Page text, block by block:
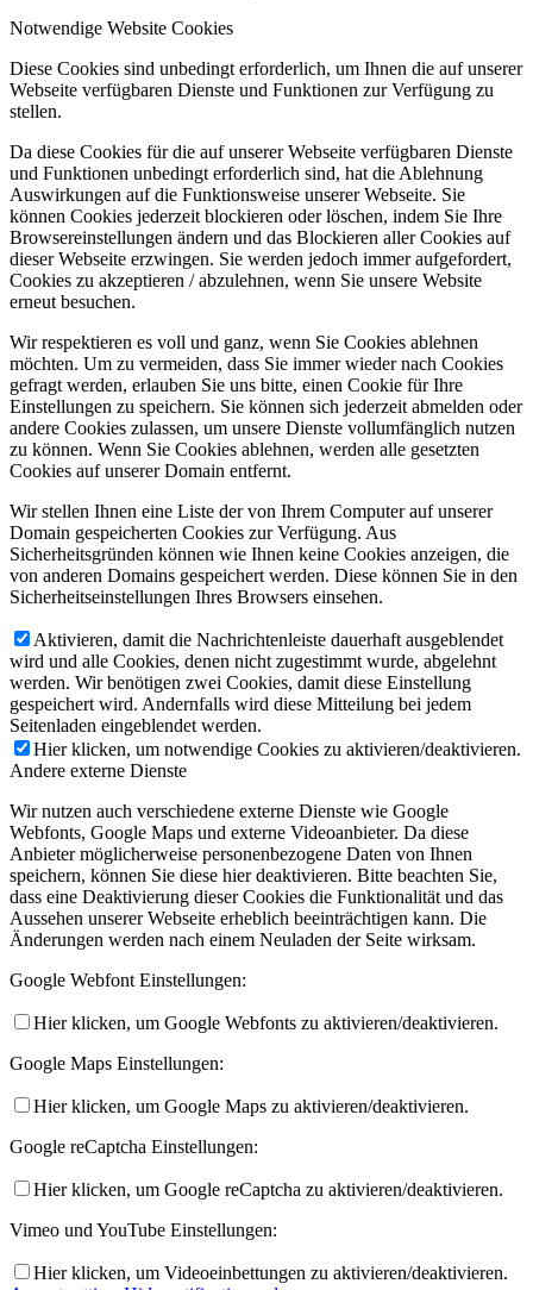
Notwendige Website Cookies
Diese Cookies sind unbedingt erforderlich, um Ihnen die auf unserer
Webseite verfügbaren Dienste und Funktionen zur Verfügung zu
stellen.
Da diese Cookies für die auf unserer Webseite verfügbaren Dienste
und Funktionen unbedingt erforderlich sind, hat die Ablehnung
Auswirkungen auf die Funktionsweise unserer Webseite. Sie
können Cookies jederzeit blockieren oder löschen, indem Sie Ihre
Browsereinstellungen ändern und das Blockieren aller Cookies auf
dieser Webseite erzwingen. Sie werden jedoch immer aufgefordert,
Cookies zu akzeptieren / abzulehnen, wenn Sie unsere Website
erneut besuchen.
Wir respektieren es voll und ganz, wenn Sie Cookies ablehnen
möchten. Um zu vermeiden, dass Sie immer wieder nach Cookies
gefragt werden, erlauben Sie uns bitte, einen Cookie für Ihre
Einstellungen zu speichern. Sie können sich jederzeit abmelden oder
andere Cookies zulassen, um unsere Dienste vollumfänglich nutzen
zu können. Wenn Sie Cookies ablehnen, werden alle gesetzten
Cookies auf unserer Domain entfernt.
Wir stellen Ihnen eine Liste der von Ihrem Computer auf unserer
Domain gespeicherten Cookies zur Verfügung. Aus
Sicherheitsgründen können wie Ihnen keine Cookies anzeigen, die
von anderen Domains gespeichert werden. Diese können Sie in den
Sicherheitseinstellungen Ihres Browsers einsehen.
Aktivieren, damit die Nachrichtenleiste dauerhaft ausgeblendet
wird und alle Cookies, denen nicht zugestimmt wurde, abgelehnt
werden. Wir benötigen zwei Cookies, damit diese Einstellung
gespeichert wird. Andernfalls wird diese Mitteilung bei jedem
Seitenladen eingeblendet werden.
Hier klicken, um notwendige Cookies zu aktivieren/deaktivieren.
Andere externe Dienste
Wir nutzen auch verschiedene externe Dienste wie Google
Webfonts, Google Maps und externe Videoanbieter. Da diese
Anbieter möglicherweise personenbezogene Daten von Ihnen
speichern, können Sie diese hier deaktivieren. Bitte beachten Sie,
dass eine Deaktivierung dieser Cookies die Funktionalität und das
Aussehen unserer Webseite erheblich beeinträchtigen kann. Die
Änderungen werden nach einem Neuladen der Seite wirksam.
Google Webfont Einstellungen:
Hier klicken, um Google Webfonts zu aktivieren/deaktivieren.
Google Maps Einstellungen:
Hier klicken, um Google Maps zu aktivieren/deaktivieren.
Google reCaptcha Einstellungen:
Hier klicken, um Google reCaptcha zu aktivieren/deaktivieren.
Vimeo und YouTube Einstellungen:
Hier klicken, um Videoeinbettungen zu aktivieren/deaktivieren.